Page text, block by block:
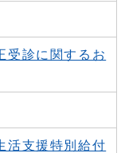
受診に関するお
活支援特別給付